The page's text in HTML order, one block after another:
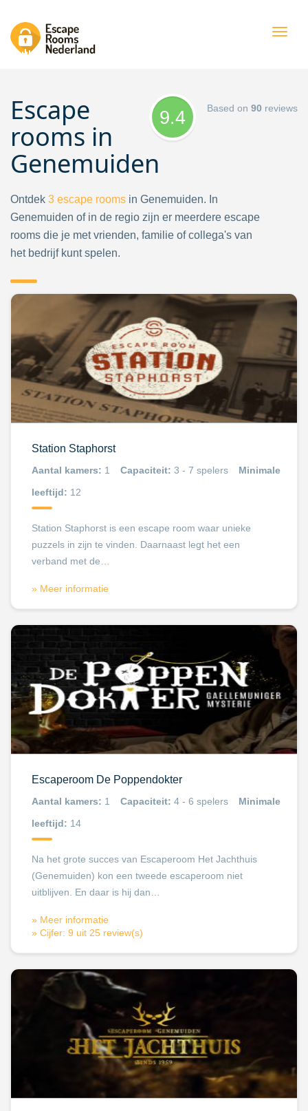
9.4 Based on 90 reviews
Escape
rooms in
Genemuiden
Ontdek 3 escape rooms in Genemuiden. In
Genemuiden of in de regio zijn er meerdere escape
rooms die je met vrienden, familie of collega's van
het bedrijf kunt spelen.
Station Staphorst
Aantal kamers: 1 Capaciteit: 3 - 7 spelers
Minimale
leeftijd: 12
Station Staphorst is een escape room waar unieke
puzzels in zijn te vinden. Daarnaast legt het een
verband met de…
» Meer informatie
Escaperoom De Poppendokter
Aantal kamers: 1 Capaciteit: 4 - 6 spelers
Minimale
leeftijd: 14
Na het grote succes van Escaperoom Het Jachthuis
(Genemuiden) kon een tweede escaperoom niet
uitblijven. En daar is hij dan…
» Meer informatie
» Cijfer: 9 uit 25 review(s)